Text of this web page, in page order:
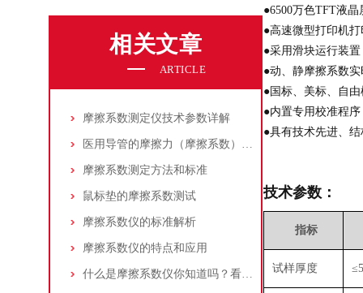
相关文章
ARTICLE
摩擦系数测定仪技术参数详解
医用导管的摩擦力（摩擦系数）的检测方案
摩擦系数测定方法和标准
鼠标垫的摩擦系数测试
摩擦系数仪的标准解析
摩擦系数仪的特点和应用
什么是摩擦系数仪你知道吗？看看本篇吧
●6500万色TFT液
●高速微型打印机
●采用滑块运行装
●动、静摩擦系数
●国标、美标、自
●内置专用校准程
●具有技术先进、
技术参数：
指标
试样厚度